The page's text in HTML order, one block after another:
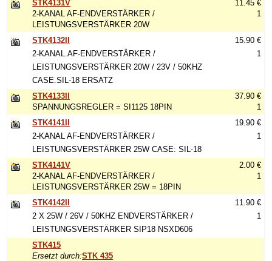
STK4131V
2-KANAL AF-ENDVERSTÄRKER /
LEISTUNGSVERSTÄRKER 20W
11.45 €
1
STK4132II
2-KANAL.AF-ENDVERSTÄRKER /
LEISTUNGSVERSTÄRKER 20W / 23V / 50KHZ
CASE.SIL-18 ERSATZ
15.90 €
1
STK4133II
SPANNUNGSREGLER = SI1125 18PIN
37.90 €
1
STK4141II
2-KANAL AF-ENDVERSTÄRKER /
LEISTUNGSVERSTÄRKER 25W CASE: SIL-18
19.90 €
1
STK4141V
2-KANAL AF-ENDVERSTÄRKER /
LEISTUNGSVERSTÄRKER 25W = 18PIN
2.00 €
1
STK4142II
2 X 25W / 26V / 50KHZ ENDVERSTÄRKER /
LEISTUNGSVERSTÄRKER SIP18 NSXD606
11.90 €
1
STK415
Ersetzt durch:STK 435